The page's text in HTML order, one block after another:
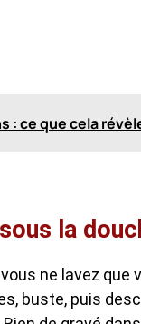
: ce que cela
la
ne lavez
buste, puis